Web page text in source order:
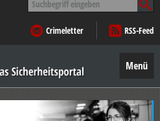
nach:
Crimeletter
RSS-Feed
Menü